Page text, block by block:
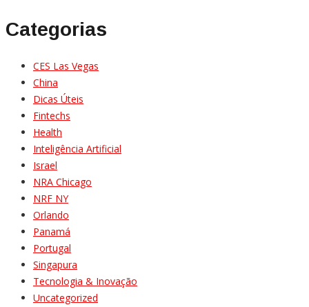
Categorias
CES Las Vegas
China
Dicas Úteis
Fintechs
Health
Inteligência Artificial
Israel
NRA Chicago
NRF NY
Orlando
Panamá
Portugal
Singapura
Tecnologia & Inovação
Uncategorized